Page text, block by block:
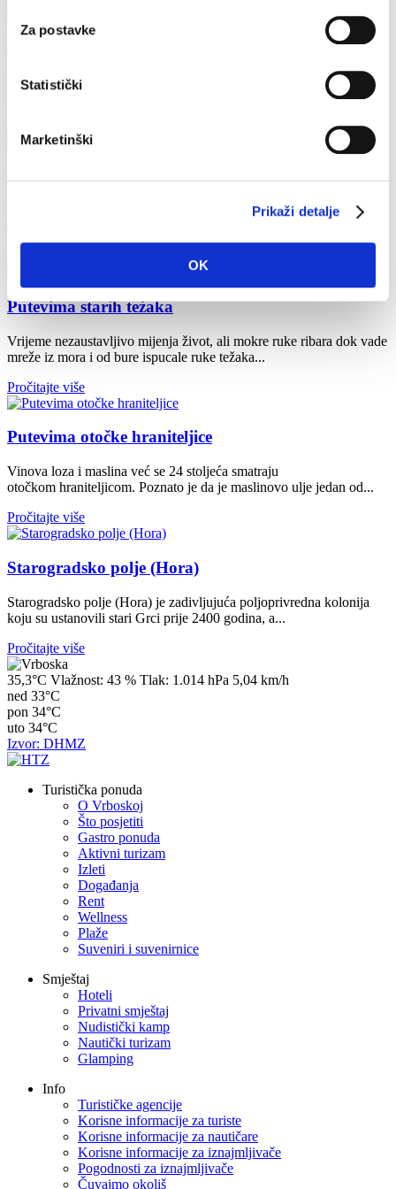
Za postavke
Statistički
Marketinški
Prikaži detalje
OK
Hvar je jedini otok na svijetu s čak šest UNESCO- ovih spomenika.
Putevima povijesne baštine
Dvadeset i četiri stoljeća urbanog života ostavila su trag u otočkim
Putevima starih težaka
Vrijeme nezaustavljivo mijenja život, ali mokre ruke ribara dok vade
mreže iz mora i od bure ispucale ruke težaka...
Pročitajte više
Putevima otočke hraniteljice
Vinova loza i maslina već se 24 stoljeća smatraju
otočkom hraniteljicom. Poznato je da je maslinovo ulje jedan od...
Pročitajte više
Starogradsko polje (Hora)
Starogradsko polje (Hora) je zadivljujuća poljoprivredna kolonija
koju su ustanovili stari Grci prije 2400 godina, a...
Pročitajte više
35,3°C Vlažnost: 43 % Tlak: 1.014 hPa 5,04 km/h
ned 33°C
pon 34°C
uto 34°C
Izvor: DHMZ
Turistička ponuda
O Vrboskoj
Što posjetiti
Gastro ponuda
Aktivni turizam
Izleti
Događanja
Rent
Wellness
Plaže
Suveniri i suvenirnice
Smještaj
Hoteli
Privatni smještaj
Nudistički kamp
Nautički turizam
Glamping
Info
Turističke agencije
Korisne informacije za turiste
Korisne informacije za nautičare
Korisne informacije za iznajmljivače
Pogodnosti za iznajmljivače
Čuvajmo okoliš